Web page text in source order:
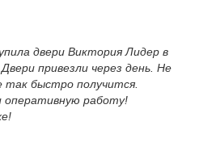
двери Виктория Лидер в
привезли через день. Не
так быстро получится.
оперативную работу!